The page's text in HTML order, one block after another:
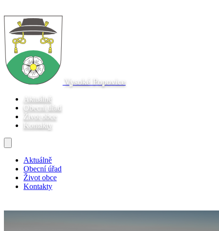
Vysoké Popovice
Aktuálně
Obecní úřad
Život obce
Kontakty
Aktuálně
Obecní úřad
Život obce
Kontakty